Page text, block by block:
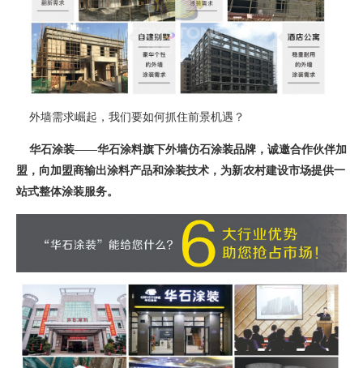
外墙需求崛起，我们要如何抓住前景机遇？
华石涂装——华石涂料旗下外墙仿石涂装品牌，诚邀合作伙伴加
盟，向加盟商输出涂料产品和涂装技术，为新农村建设市场提供一
站式整体涂装服务。